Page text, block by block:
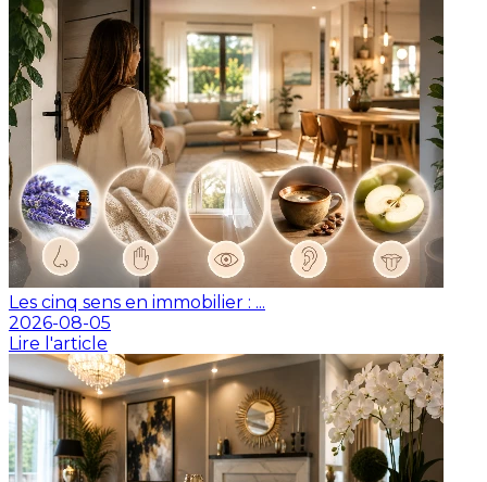
Les cinq sens en immobilier : ...
2026-08-05
Lire l'article